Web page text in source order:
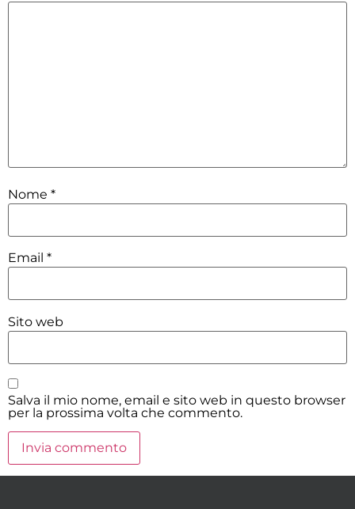
Nome *
Email *
Sito web
Salva il mio nome, email e sito web in questo browser
per la prossima volta che commento.